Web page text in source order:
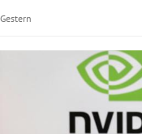
Gestern